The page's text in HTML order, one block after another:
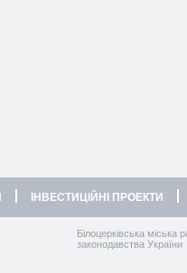
ІНВЕСТИЦІЙНІ ПРОЕКТИ
Білоцерківська міська
законодавства України